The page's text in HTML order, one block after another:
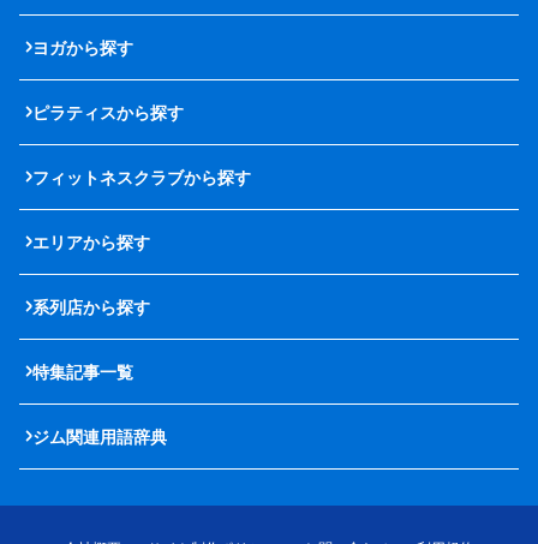
ヨガから探す
ピラティスから探す
フィットネスクラブから探す
エリアから探す
系列店から探す
特集記事一覧
ジム関連用語辞典